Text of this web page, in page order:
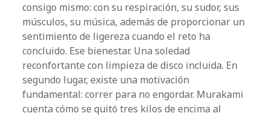
consigo mismo: con su respiración, su sudor, sus
músculos, su música, además de proporcionar un
sentimiento de ligereza cuando el reto ha
concluido. Ese bienestar. Una soledad
reconfortante con limpieza de disco incluida. En
segundo lugar, existe una motivación
fundamental: correr para no engordar. Murakami
cuenta cómo se quitó tres kilos de encima al